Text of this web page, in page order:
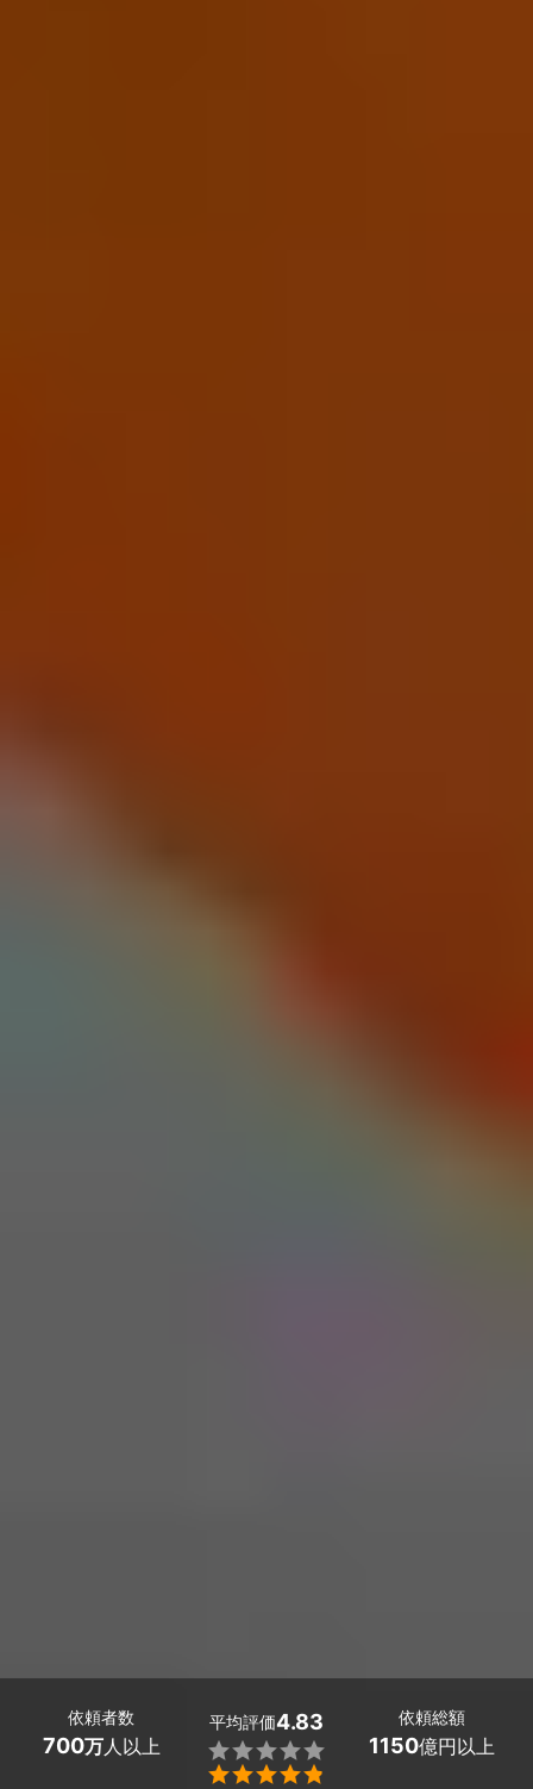
依頼者数
700万人以上
平均評価4.83


依頼総額
1150億円以上